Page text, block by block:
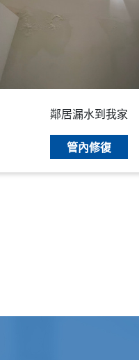
鄰居漏水到我家
管內修復